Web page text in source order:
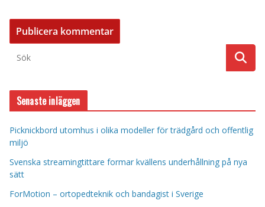
Senaste inläggen
Picknickbord utomhus i olika modeller för trädgård och offentlig
miljö
Svenska streamingtittare formar kvällens underhållning på nya
sätt
ForMotion – ortopedteknik och bandagist i Sverige